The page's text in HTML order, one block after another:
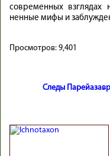
со­вре­мен­ных взгля­дах
нен­ные ми­фы и
Просмотров: 9,401
Следы